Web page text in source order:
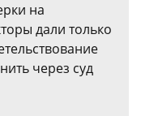
на
дали только
через суд